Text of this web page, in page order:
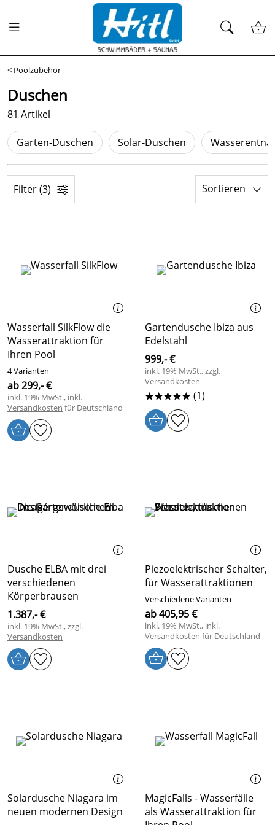
< Poolzubehör
Duschen
81 Artikel
Garten-Duschen Solar-Duschen
Filter (3) Sortieren
Wasserfall SilkFlow die
Wasserattraktion für
Ihren Pool
4 Varianten
ab 299,- €
inkl. 19% MwSt., inkl.
Versandkosten für Deutschland
Gartendusche Ibiza aus
Edelstahl
999,- €
inkl. 19% MwSt., zzgl.
Versandkosten
***** (1)
Dusche ELBA mit drei
verschiedenen
Körperbrausen
1.387,- €
inkl. 19% MwSt., zzgl.
Versandkosten
Piezoelektrischer Schalter,
für Wasserattraktionen
Verschiedene Varianten
ab 405,95 €
inkl. 19% MwSt., inkl.
Versandkosten für Deutschland
Solardusche Niagara im
neuen modernen Design
MagicFalls - Wasserfälle
als Wasserattraktion für